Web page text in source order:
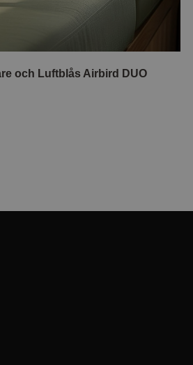
och Luftblås Airbird DUO